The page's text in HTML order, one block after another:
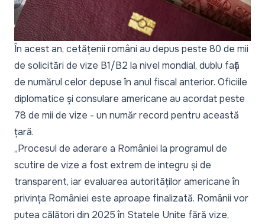
În acest an, cetățenii români au depus peste 80 de mii
de solicitări de vize B1/B2 la nivel mondial, dublu față
de numărul celor depuse în anul fiscal anterior. Oficiile
diplomatice și consulare americane au acordat peste
78 de mii de vize - un număr record pentru această
țară.
„Procesul de aderare a României la programul de
scutire de vize a fost extrem de integru și de
transparent, iar evaluarea autorităților americane în
privința României este aproape finalizată. Românii vor
putea călători din 2025 în Statele Unite fără vize,